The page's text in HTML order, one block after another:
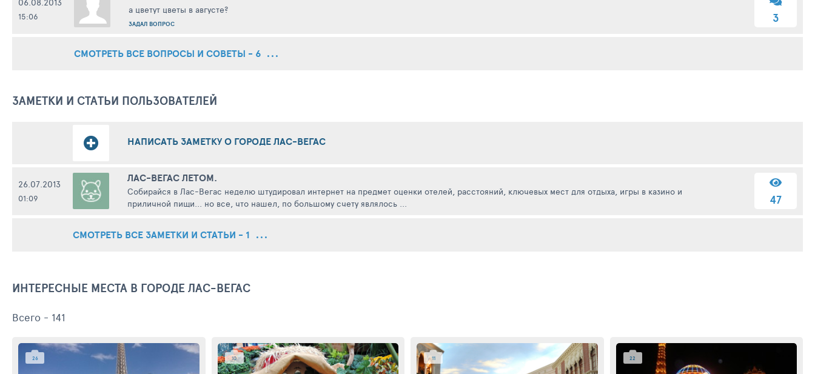
15:06
а цветут цветы в августе?
ЗАДАЛ ВОПРОС 3
СМОТРЕТЬ ВСЕ ВОПРОСЫ И СОВЕТЫ - 6
ЗАМЕТКИ И СТАТЬИ ПОЛЬЗОВАТЕЛЕЙ
НАПИСАТЬ ЗАМЕТКУ О ГОРОДЕ ЛАС-ВЕГАС
26.07.2013
01:09
ЛАС-ВЕГАС ЛЕТОМ.
Собирайся в Лас-Вегас неделю штудировал интернет на предмет оценки отелей, расстояний, ключевых мест для отдыха, игры в казино и
приличной пищи... но все, что нашел, по большому счету являлось ...
47
СМОТРЕТЬ ВСЕ ЗАМЕТКИ И СТАТЬИ - 1
ИНТЕРЕСНЫЕ МЕСТА В ГОРОДЕ ЛАС-ВЕГАС
Всего - 141
26 10 11 22